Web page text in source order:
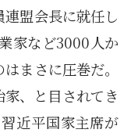
盟会長に就任し
家など3000人か
まさに圧巻だ。
、と目されてき
近平国家主席が